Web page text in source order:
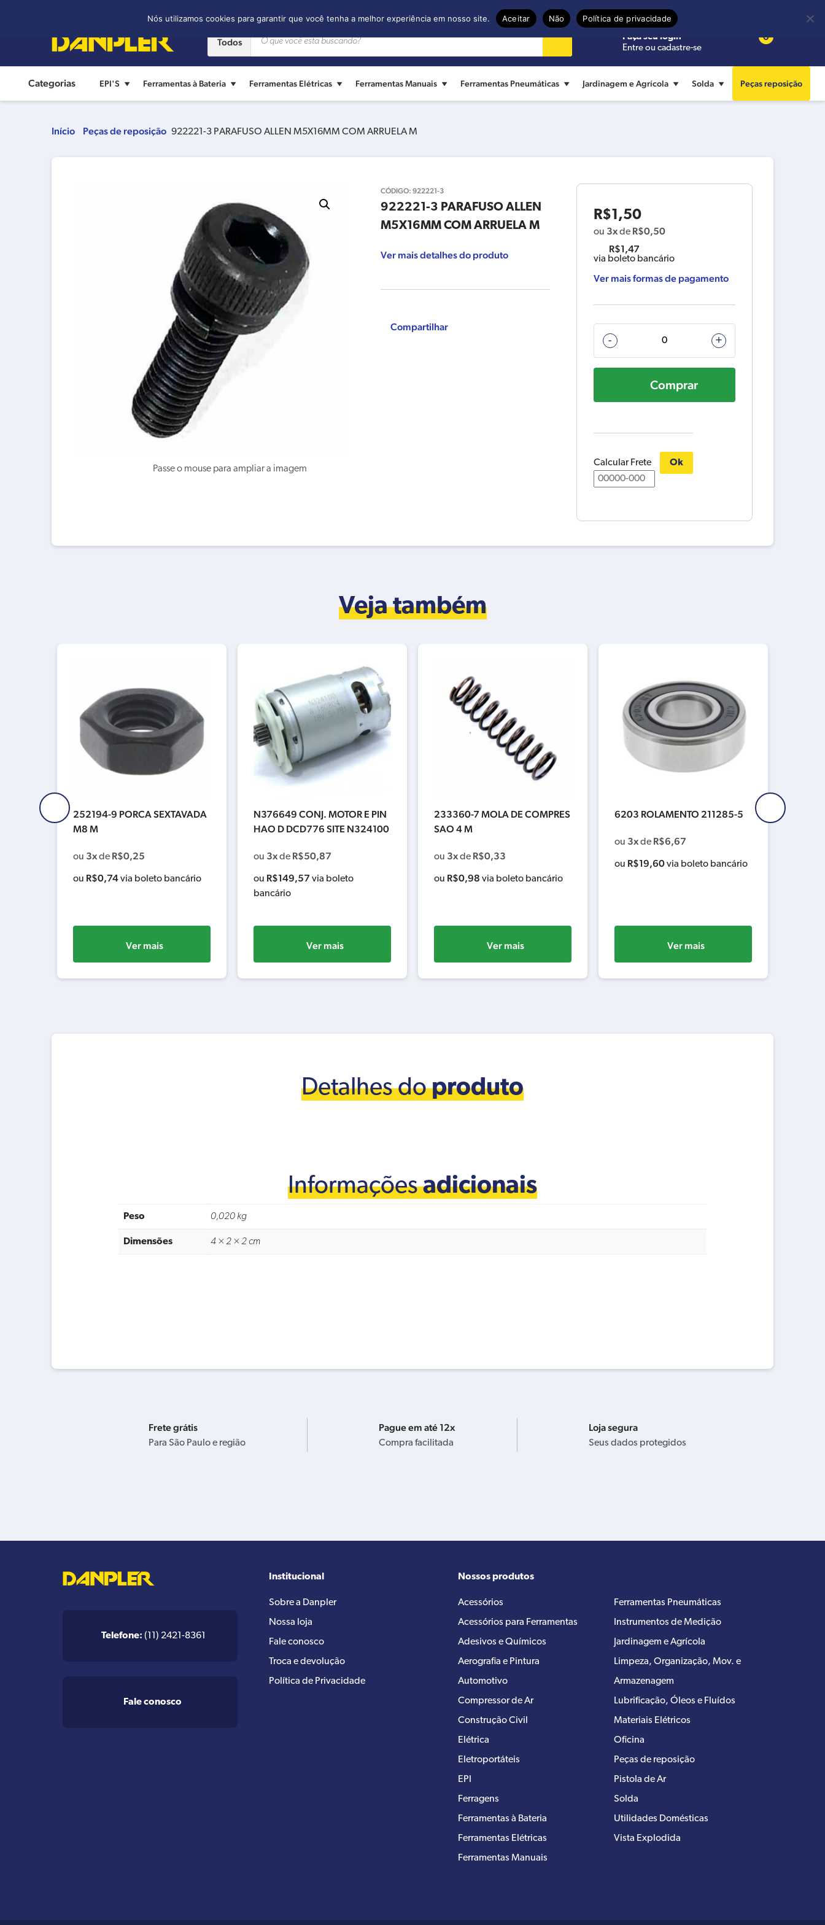
Precisa de ajuda?
Todos
Faça seu login
Entre ou cadastre-se
0
Categorias EPI'S Ferramentas à Bateria Ferramentas Elétricas Ferramentas Manuais Ferramentas Pneumáticas Jardinagem e Agrícola Solda Peças reposição
Início Peças de reposição 922221-3 PARAFUSO ALLEN M5X16MM COM ARRUELA M
CÓDIGO: 922221-3
922221-3 PARAFUSO ALLEN
M5X16MM COM ARRUELA M
Ver mais detalhes do produto
Compartilhar
R$1,50
ou 3xde R$0,50
R$1,47
via boleto bancário
Ver mais formas de pagamento
-
922221-
PARAFUSO
ALLEN
quantidade
+
Comprar
Calcular Frete Ok
Veja também
252194-9 PORCA SEXTAVADA
M8 M
ou 3xde R$0,25
ou R$0,74via boleto bancário
Ver mais
N376649 CONJ. MOTOR E PIN
HAO D DCD776 SITE N324100
ou 3xde R$50,87
ou R$149,57 via boleto
bancário
Ver mais
233360-7 MOLA DE COMPRES
SAO 4 M
ou 3xde R$0,33
ou R$0,98 via boleto bancário
Ver mais
6203 ROLAMENTO 211285-5
ou 3xde R$6,67
ou R$19,60via boleto bancário
Ver mais
Detalhes doproduto
Informaçõesadicionais
Peso 0,020 kg
Dimensões 4 × 2 × 2 cm
Frete grátis
Para São Paulo e região
Pague em até 12x
Compra facilitada
Loja segura
Seus dados protegidos
Telefone: (11) 2421-8361
Fale conosco
Institucional
Sobre a Danpler
Nossa loja
Fale conosco
Troca e devolução
Política de Privacidade
Nossos produtos
Acessórios
Acessórios para Ferramentas
Adesivos e Químicos
Aerografia e Pintura
Automotivo
Compressor de Ar
Construção Civil
Elétrica
Eletroportáteis
EPI
Ferragens
Ferramentas à Bateria
Ferramentas Elétricas
Ferramentas Manuais
Ferramentas Pneumáticas
Instrumentos de Medição
Jardinagem e Agrícola
Limpeza, Organização, Mov. e
Armazenagem
Lubrificação, Óleos e Fluídos
Materiais Elétricos
Oficina
Peças de reposição
Pistola de Ar
Solda
Utilidades Domésticas
Vista Explodida
Nós utilizamos cookies para garantir que você tenha a melhor experiência em nosso site. Aceitar Não Política de privacidade